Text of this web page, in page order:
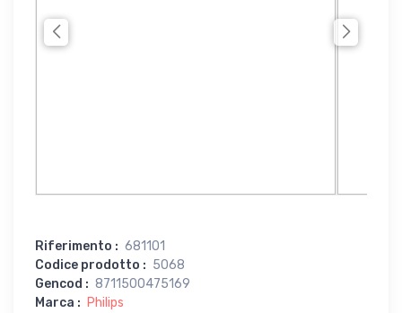
Riferimento : 681101
Codice prodotto : 5068
Gencod : 8711500475169
Marca : Philips